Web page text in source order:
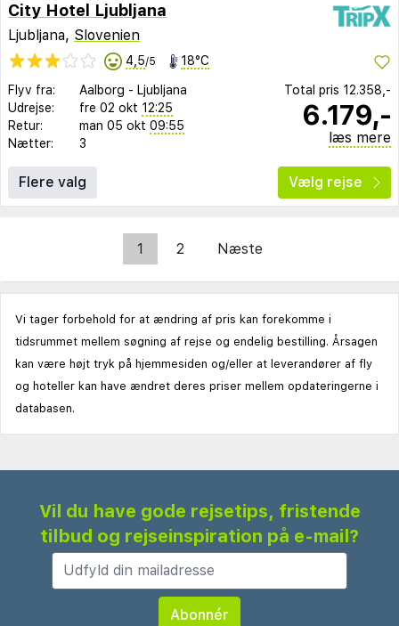
City Hotel Ljubljana
Ljubljana, Slovenien
4,5/5 18°C
Flyv fra: Aalborg - Ljubljana
Udrejse:
fre 02 okt 12:25
Retur:
man 05 okt 09:55
Nætter:
3
Total pris 12.358,-
6.179,-
læs mere
Flere valg Vælg rejse
1 2 Næste
Vi tager forbehold for at ændring af pris kan forekomme i
tidsrummet mellem søgning af rejse og endelig bestilling. Årsagen
kan være højt tryk på hjemmesiden og/eller at leverandører af fly
og hoteller kan have ændret deres priser mellem opdateringerne i
databasen.
Vil du have gode rejsetips, fristende
tilbud og rejseinspiration på e-mail?